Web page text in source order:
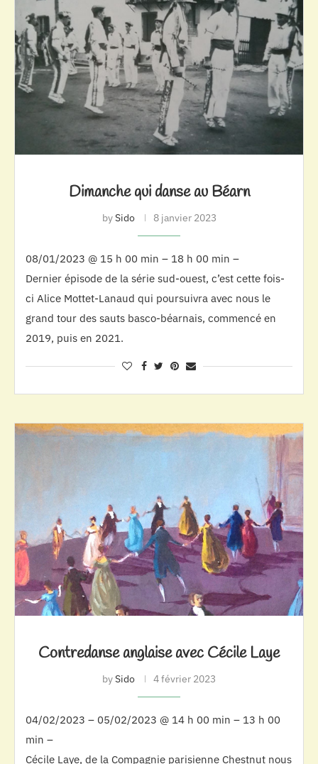
Dimanche qui danse au Béarn
bySido 8 janvier 2023
08/01/2023 @ 15 h 00 min – 18 h 00 min –
Dernier épisode de la série sud-ouest, c’est cette fois-
ci Alice Mottet-Lanaud qui poursuivra avec nous le
grand tour des sauts basco-béarnais, commencé en
2019, puis en 2021.
Contredanse anglaise avec Cécile Laye
bySido 4 février 2023
04/02/2023 – 05/02/2023 @ 14 h 00 min – 13 h 00
min –
Cécile Laye, de la Compagnie parisienne Chestnut nous